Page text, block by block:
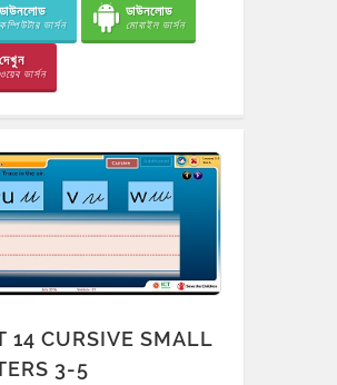
ডাউনলোড
কম্পিউটার ভার্সন
ডাউনলোড
মোবাইল ভার্সন
দেখুন
ওয়েব ভার্সন
14 CURSIVE SMALL
3-5